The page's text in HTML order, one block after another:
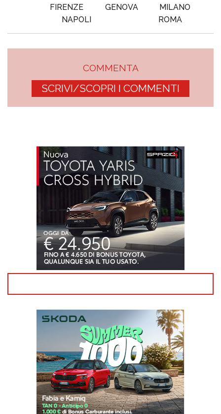
FIRENZE
GENOVA
MILANO
NAPOLI
ROMA
COMMENTA
SCRIVI/SCOPRI I COMMENTI